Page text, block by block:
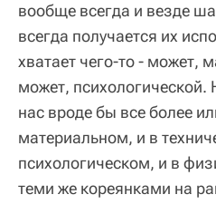
вообще всегда и везде
всегда получается их
хватает чего-то - может,
может,
нас вроде бы все более
материальном, и в
психологическом, и в
теми же кореянками на